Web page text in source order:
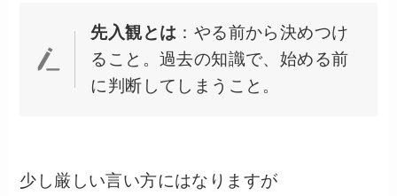
先入観とは ：やる前から決めつけ
ること。過去の知識で、始める前
に判断してしまうこと。
少し厳しい言い方にはなりますが